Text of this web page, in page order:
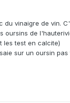
du vinaigre de vin.
oursins de
les test en calcite)
sur un oursin